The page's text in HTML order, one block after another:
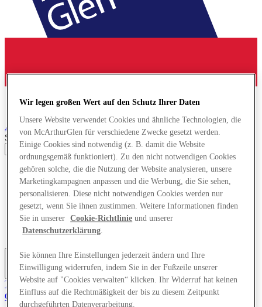
AshfordDesigner Outlet
Search input
Geschäfte
Angebote
Planen Sie Ihren Besuch
Was läuft
Essen & Trinken
Geschenkkarten
Dienstleistungen
Mehr
Tritt dem Club bei.
Gerettet
Wir legen großen Wert auf den Schutz Ihrer Daten
Unsere Website verwendet Cookies und ähnliche Technologien, die
von McArthurGlen für verschiedene Zwecke gesetzt werden.
Einige Cookies sind notwendig (z. B. damit die Website
ordnungsgemäß funktioniert). Zu den nicht notwendigen Cookies
gehören solche, die die Nutzung der Website analysieren, unsere
Marketingkampagnen anpassen und die Werbung, die Sie sehen,
personalisieren. Diese nicht notwendigen Cookies werden nur
gesetzt, wenn Sie ihnen zustimmen. Weitere Informationen finden
Sie in unserer
Cookie-Richtlinie und unserer
Datenschutzerklärung
Sie können Ihre Einstellungen jederzeit ändern und Ihre
Einwilligung widerrufen, indem Sie in der Fußzeile unserer
Website auf "Cookies verwalten“ klicken. Ihr Widerruf hat keinen
Einfluss auf die Rechtmäßigkeit der bis zu diesem Zeitpunkt
durchgeführten Datenverarbeitung.